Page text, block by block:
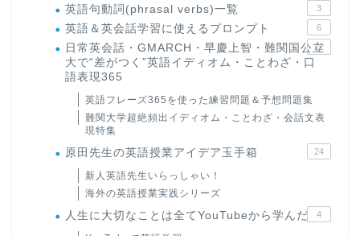
英語句動詞(phrasal verbs)一覧 3
英語＆英会話学習に使えるプロンプト 6
日常英会話・GMARCH・早慶上智・難関国公立
大で“差がつく”英語イディオム・ことわざ・口
語表現365
22
英語フレーズ365を使った練習問題＆予想問題集
難関大学超絶頻出イディオム・ことわざ・会話文表
現特集
原田先生の英語授業アイデア玉手箱 24
新人英語先生いらっしゃい！
海外の英語授業実践シリーズ
人生に大切なことは全てYouTubeから学んだ 4